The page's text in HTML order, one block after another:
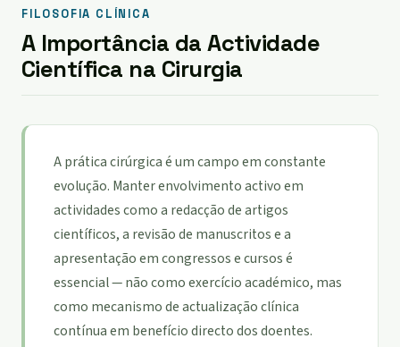
FILOSOFIA CLÍNICA
A Importância da Actividade
Científica na Cirurgia
A prática cirúrgica é um campo em constante
evolução. Manter envolvimento activo em
actividades como a redacção de artigos
científicos, a revisão de manuscritos e a
apresentação em congressos e cursos é
essencial — não como exercício académico, mas
como mecanismo de actualização clínica
contínua em benefício directo dos doentes.